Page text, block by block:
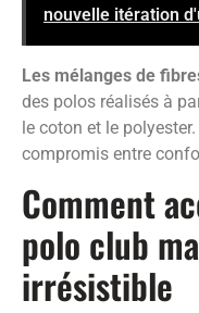
nouvelle itération
Les mélanges de
des polos réalisés à
le coton et le
compromis entre
Comment
polo club
irrésistible